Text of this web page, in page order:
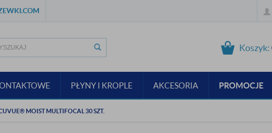
Koszyk:
PŁYNY I KROPLE AKCESORIA PROMOCJE
MOIST MULTIFOCAL 30 SZT.